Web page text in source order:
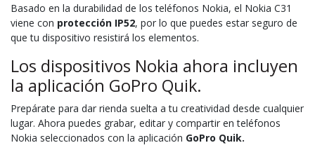
Basado en la durabilidad de los teléfonos Nokia, el Nokia C31
viene con protección IP52, por lo que puedes estar seguro de
que tu dispositivo resistirá los elementos.
Los dispositivos Nokia ahora incluyen
la aplicación GoPro Quik.
Prepárate para dar rienda suelta a tu creatividad desde cualquier
lugar. Ahora puedes grabar, editar y compartir en teléfonos
Nokia seleccionados con la aplicación GoPro Quik.